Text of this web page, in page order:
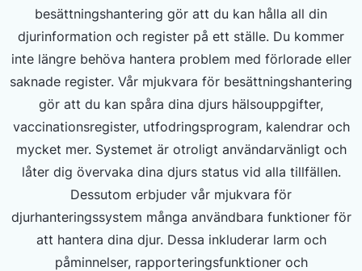
besättningshantering gör att du kan hålla all din
djurinformation och register på ett ställe. Du kommer
inte längre behöva hantera problem med förlorade eller
saknade register. Vår mjukvara för besättningshantering
gör att du kan spåra dina djurs hälsouppgifter,
vaccinationsregister, utfodringsprogram, kalendrar och
mycket mer. Systemet är otroligt användarvänligt och
låter dig övervaka dina djurs status vid alla tillfällen.
Dessutom erbjuder vår mjukvara för
djurhanteringssystem många användbara funktioner för
att hantera dina djur. Dessa inkluderar larm och
påminnelser, rapporteringsfunktioner och